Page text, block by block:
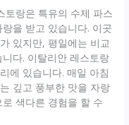
토랑은 특유의 수제 파스
을 받고 있습니다. 이곳
있지만, 평일에는 비교
다. 이탈리안 레스토랑
에 있습니다. 매일 아침
깊고 풍부한 맛을 자랑
색다른 경험을 할 수